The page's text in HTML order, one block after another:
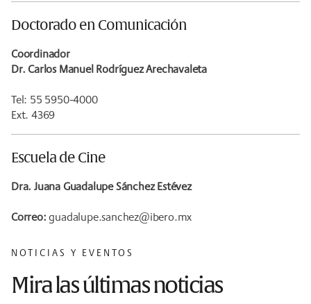
Doctorado en Comunicación
Coordinador
Dr. Carlos Manuel Rodríguez Arechavaleta
Tel: 55 5950-4000
Ext. 4369
Escuela de Cine
Dra. Juana Guadalupe Sánchez Estévez
Correo:guadalupe.sanchez@ibero.mx
NOTICIAS Y EVENTOS
Mira las últimas noticias